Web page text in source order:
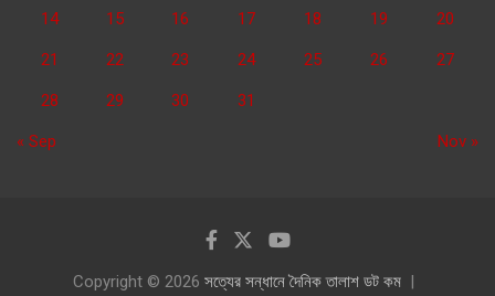
14 15 16 17 18 19 20
21 22 23 24 25 26 27
28 29 30 31
« Sep Nov »
Copyright © 2026 সত্যের সন্ধানে দৈনিক তালাশ ডট কম